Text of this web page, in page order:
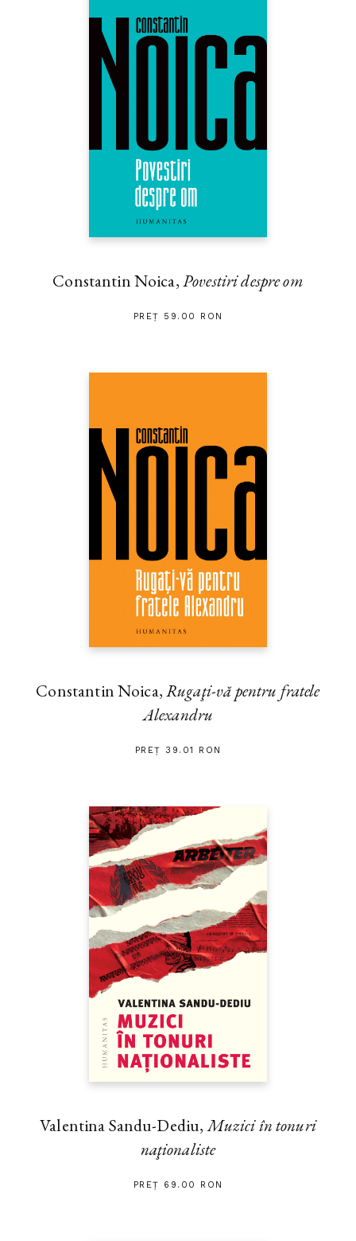
Constantin Noica,Povestiri despre om
PREȚ 59.00 RON
Constantin Noica,Rugaţi-vă pentru fratele
Alexandru
PREȚ 39.01 RON
Valentina Sandu-Dediu,Muzici în tonuri
naţionaliste
PREȚ 69.00 RON